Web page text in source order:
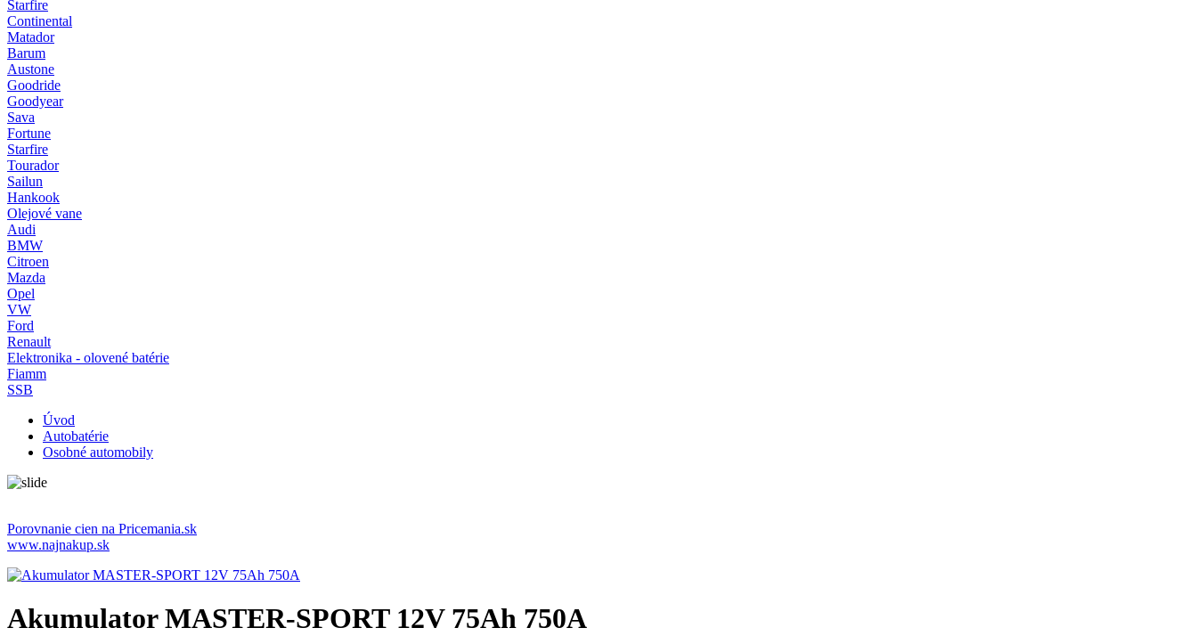
Starfire
Continental
Matador
Barum
Austone
Goodride
Goodyear
Sava
Fortune
Starfire
Tourador
Sailun
Hankook
Olejové vane
Audi
BMW
Citroen
Mazda
Opel
VW
Ford
Renault
Elektronika - olovené batérie
Fiamm
SSB
Úvod
Autobatérie
Osobné automobily
Porovnanie cien na Pricemania.sk
www.najnakup.sk
Akumulator MASTER-SPORT 12V 75Ah 750A